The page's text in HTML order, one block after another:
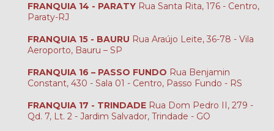
FRANQUIA 14 - PARATY Rua Santa Rita, 176 - Centro,
Paraty-RJ
FRANQUIA 15 - BAURU Rua Araújo Leite, 36-78 - Vila
Aeroporto, Bauru – SP
FRANQUIA 16 – PASSO FUNDO Rua Benjamin
Constant, 430 - Sala 01 - Centro, Passo Fundo - RS
FRANQUIA 17 - TRINDADE Rua Dom Pedro II, 279 -
Qd. 7, Lt. 2 - Jardim Salvador, Trindade - GO